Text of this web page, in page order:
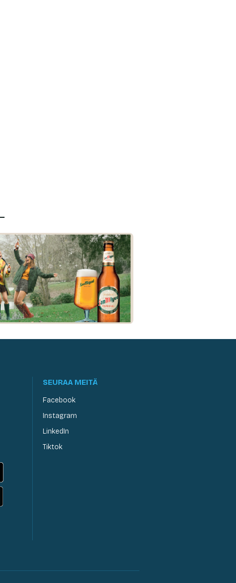
SEURAA MEITÄ
Facebook
Instagram
LinkedIn
Tiktok